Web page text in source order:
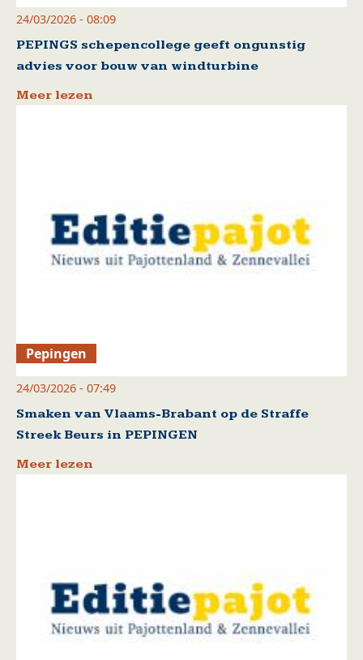
24/03/2026 - 08:09
PEPINGS schepencollege geeft ongunstig
advies voor bouw van windturbine
Meer lezen
Pepingen
24/03/2026 - 07:49
Smaken van Vlaams-Brabant op de Straffe
Streek Beurs in PEPINGEN
Meer lezen